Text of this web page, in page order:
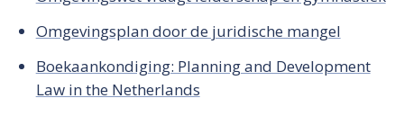
Omgevingsplan door de juridische mangel
Boekaankondiging: Planning and Development
Law in the Netherlands